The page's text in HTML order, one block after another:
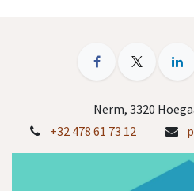
Nerm, 3320
+32 478 61 73 12